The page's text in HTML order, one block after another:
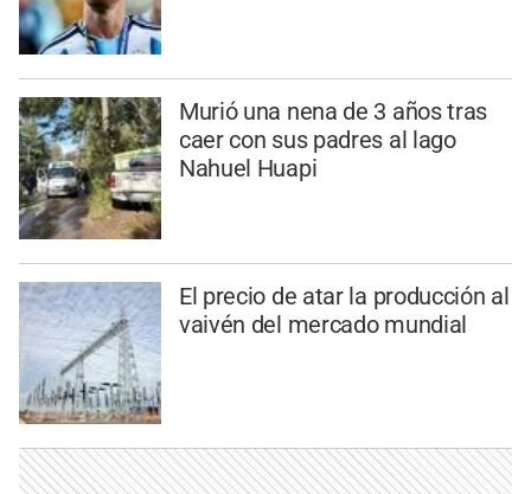
Murió una nena de 3 años tras
caer con sus padres al lago
Nahuel Huapi
El precio de atar la producción al
vaivén del mercado mundial